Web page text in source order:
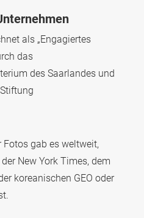
als „Engagiertes
das
des Saarlandes und
Fotos gab es weltweit,
New York Times, dem
koreanischen GEO oder